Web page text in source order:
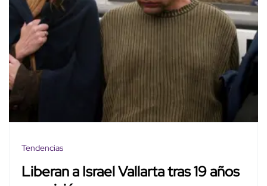
Tendencias
Liberan a Israel Vallarta tras 19 años